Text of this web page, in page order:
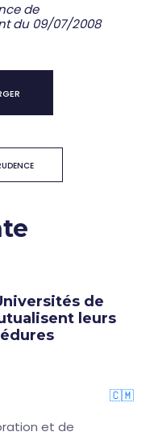
de
du 09/07/2008
de
leurs
🇨🇲
et de